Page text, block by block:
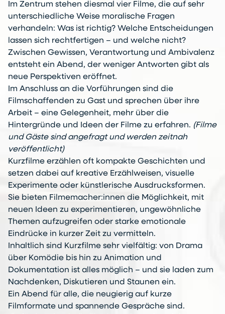
Im Zentrum stehen diesmal vier Filme, die auf sehr
unterschiedliche Weise moralische Fragen
verhandeln: Was ist richtig? Welche Entscheidungen
lassen sich rechtfertigen – und welche nicht?
Zwischen Gewissen, Verantwortung und Ambivalenz
entsteht ein Abend, der weniger Antworten gibt als
neue Perspektiven eröffnet.
Im Anschluss an die Vorführungen sind die
Filmschaffenden zu Gast und sprechen über ihre
Arbeit – eine Gelegenheit, mehr über die
Hintergründe und Ideen der Filme zu erfahren. (Filme
und Gäste sind angefragt und werden zeitnah
veröffentlicht)
Kurzfilme erzählen oft kompakte Geschichten und
setzen dabei auf kreative Erzählweisen, visuelle
Experimente oder künstlerische Ausdrucksformen.
Sie bieten Filmemacher:innen die Möglichkeit, mit
neuen Ideen zu experimentieren, ungewöhnliche
Themen aufzugreifen oder starke emotionale
Eindrücke in kurzer Zeit zu vermitteln.
Inhaltlich sind Kurzfilme sehr vielfältig: von Drama
über Komödie bis hin zu Animation und
Dokumentation ist alles möglich – und sie laden zum
Nachdenken, Diskutieren und Staunen ein.
Ein Abend für alle, die neugierig auf kurze
Filmformate und spannende Gespräche sind.